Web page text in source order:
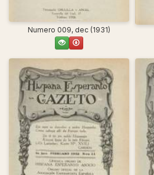
Numero 009, dec (1931)